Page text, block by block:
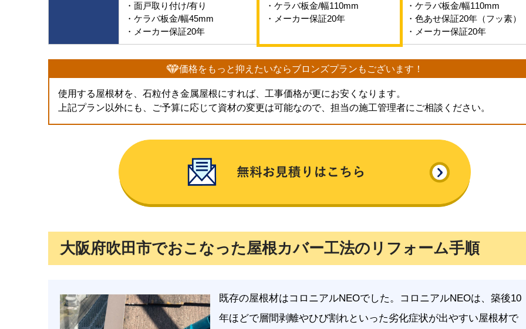
・面戸取り付け/有り
・ケラバ板金/幅45mm
・メーカー保証20年
・ケラバ板金/幅110mm
・メーカー保証20年
・ケラバ板金/幅110mm
・色あせ保証20年（フッ素）
・メーカー保証20年
価格をもっと抑えたいならブロンズプランもございます！
使用する屋根材を、石粒付き金属屋根にすれば、工事価格が更にお安くなります。
上記プラン以外にも、ご予算に応じて資材の変更は可能なので、担当の施工管理者にご相談ください。
大阪府吹田市でおこなった屋根カバー工法のリフォーム手順
既存の屋根材はコロニアルNEOでした。コロニアルNEOは、築後10
年ほどで層間剥離やひび割れといった劣化症状が出やすい屋根材で